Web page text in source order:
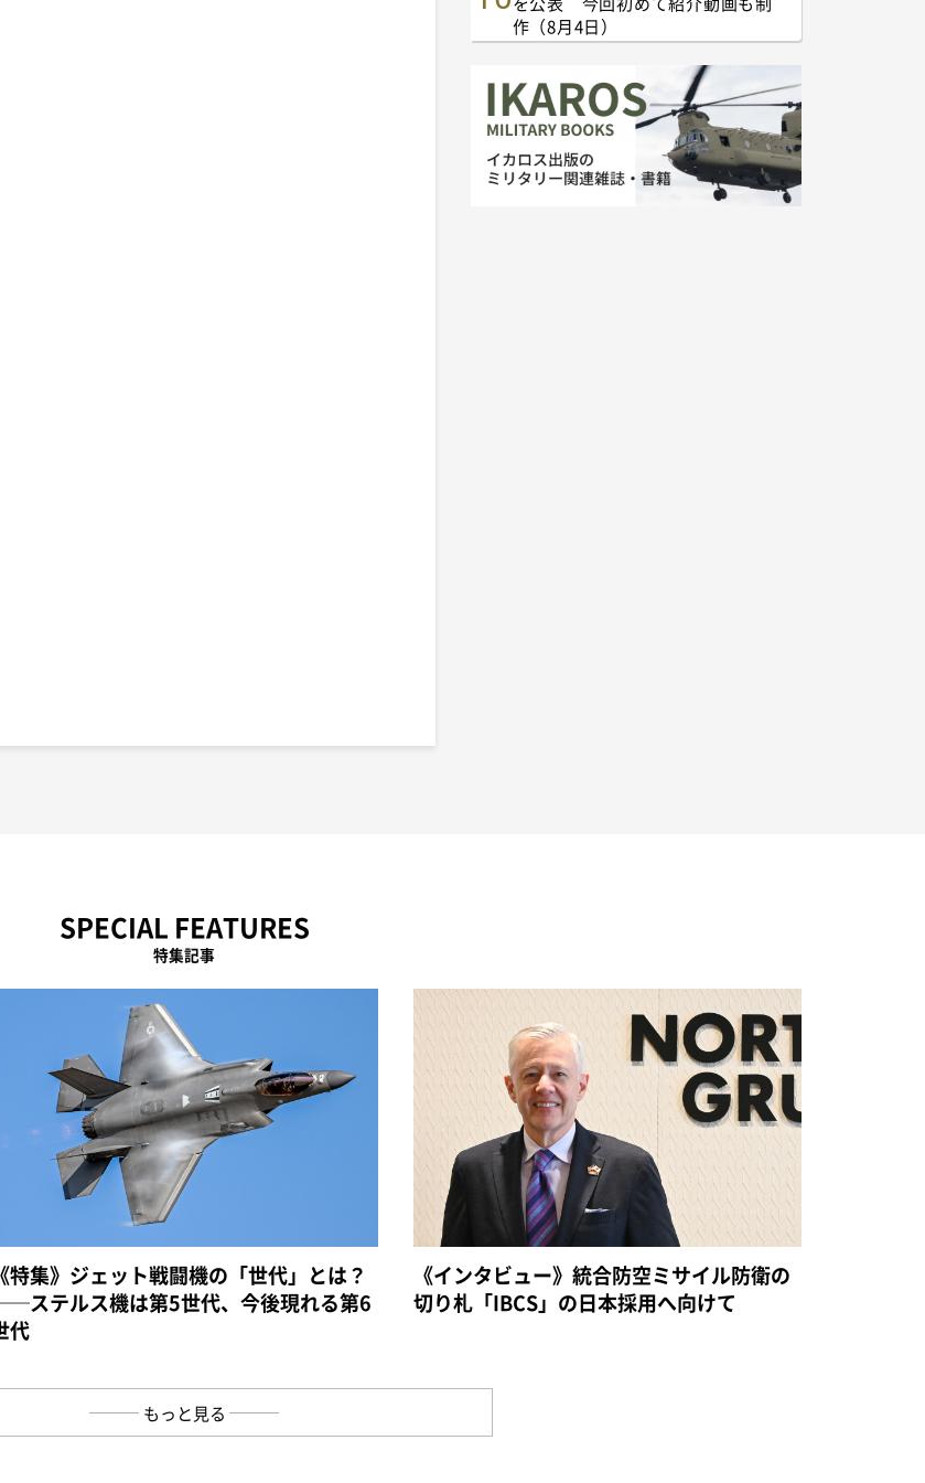
作（8月4日）
SPECIAL FEATURES
特集記事
《特集》ジェット戦闘機の「世代」とは？
ステルス機は第5世代、今後現れる第6
代
《インタビュー》統合防空ミサイル防衛の
切り札「IBCS」の日本採用へ向けて
もっと見る